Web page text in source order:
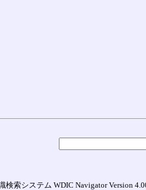
検索システム WDIC Navigator Version